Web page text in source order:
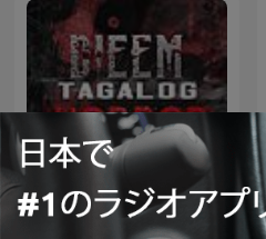
DieEm Stories: TAGALOG